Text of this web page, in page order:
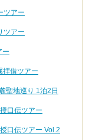
ツアー
アー
借ツアー
聖地巡り 1泊2日
口伝ツアー
口伝ツアー Vol.2